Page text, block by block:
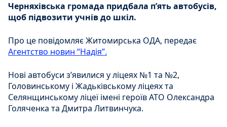
Черняхівська громада придбала п’ять автобусів,
щоб підвозити учнів до шкіл.
Про це повідомляє Житомирська ОДА, передає
Агентство новин “Надія”.
Нові автобуси з’явилися у ліцеях №1 та №2,
Головинському і Жадьківському ліцеях та
Селянщинському ліцеї імені героїв АТО Олександра
Голяченка та Дмитра Литвинчука.